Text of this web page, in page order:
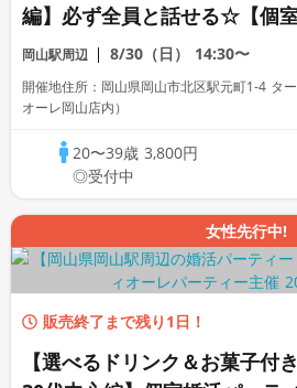
編】必ず全員と話せる☆【個
ティー～真剣な出会い～
岡山駅周辺 8/30（日） 14:30〜
開催地住所：岡山県岡山市北区駅元町1-4 タ
オーレ岡山店内）
20〜39歳 3,800円
◎受付中
女性先行中!
販売終了まで残り1日！
【選べるドリンク＆お菓子付